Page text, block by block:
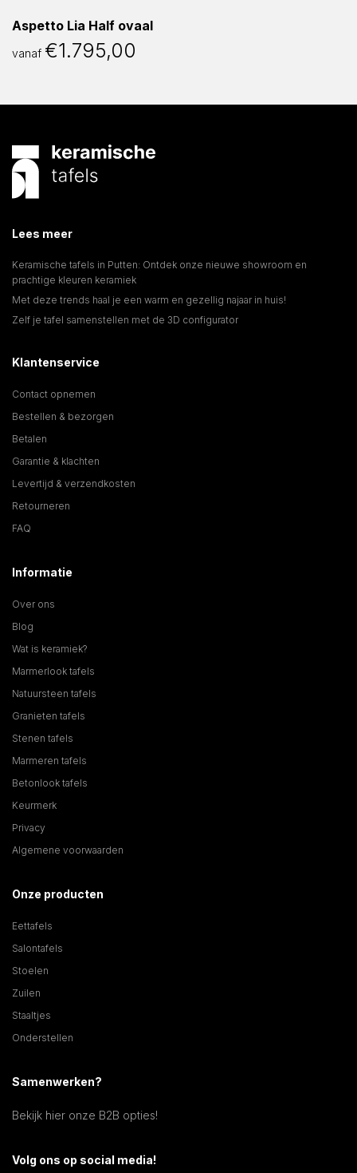
Aspetto Lia Half ovaal
vanaf €1.795,00
Lees meer
Keramische tafels in Putten: Ontdek onze nieuwe showroom en
prachtige kleuren keramiek
Met deze trends haal je een warm en gezellig najaar in huis!
Zelf je tafel samenstellen met de 3D configurator
Klantenservice
Contact opnemen
Bestellen & bezorgen
Betalen
Garantie & klachten
Levertijd & verzendkosten
Retourneren
FAQ
Informatie
Over ons
Blog
Wat is keramiek?
Marmerlook tafels
Natuursteen tafels
Granieten tafels
Stenen tafels
Marmeren tafels
Betonlook tafels
Keurmerk
Privacy
Algemene voorwaarden
Onze producten
Eettafels
Salontafels
Stoelen
Zuilen
Staaltjes
Onderstellen
Samenwerken?
Bekijk hier onze B2B opties!
Volg ons op social media!